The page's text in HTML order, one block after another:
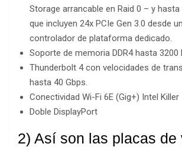
Storage arrancable en Raid 0 – y hasta
que incluyen 24x PCIe Gen 3.0 desde
controlador de plataforma dedicado.
Soporte de memoria DDR4 hasta 3200
Thunderbolt 4 con velocidades de
hasta 40 Gbps.
Conectividad Wi-Fi 6E (Gig+) Intel Killer
Doble DisplayPort
2) Así son las placas de